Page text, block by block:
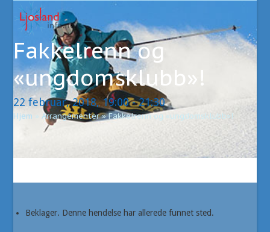
content
Open
mobile
menu
Close
mobile
menu
Fakkelrenn og
«ungdomsklubb»!
22 februar, 2018, 19:00-21:30
Hjem »Arrangementer»Fakkelrenn og «ungdomsklubb»!
Beklager. Denne hendelse har allerede funnet sted.